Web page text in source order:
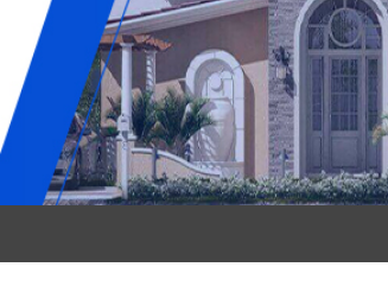
Ebnily Dot Com